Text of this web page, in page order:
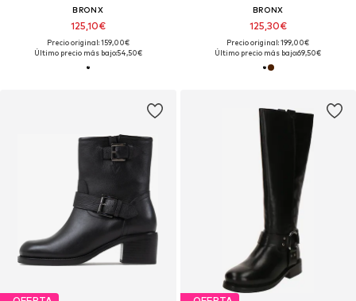
BRONX
125,10€
Precio original: 159,00€
Último precio más bajo:54,50€
BRONX
125,30€
Precio original: 199,00€
Último precio más bajo:69,50€